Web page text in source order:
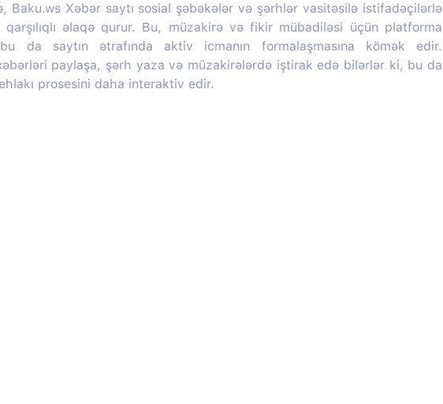
Baku.ws Xəbər saytı sosial şəbəkələr və şərhlər vasitəsilə istifadəçilərlə
əlaqə qurur. Bu, müzakirə və fikir mübadiləsi üçün platforma
da saytın ətrafında aktiv icmanın formalaşmasına kömək edir.
paylaşa, şərh yaza və müzakirələrdə iştirak edə bilərlər ki, bu da
prosesini daha interaktiv edir.